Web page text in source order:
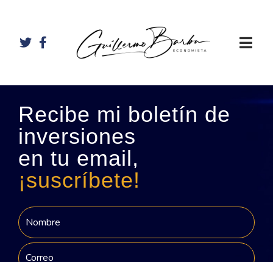
Recibe mi boletín de
inversiones
en tu email,
¡suscríbete!